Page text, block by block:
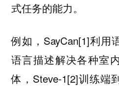
式任务的能力。
例如，SayCan[1]利用
语言描述解决各种室
体，Steve-1[2]训练端